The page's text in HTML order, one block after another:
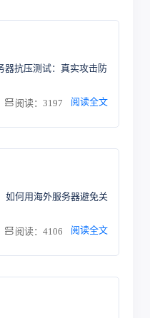
器抗压测试：真实攻击防
阅读：3197 阅读全文
如何用海外服务器避免关
阅读：4106 阅读全文